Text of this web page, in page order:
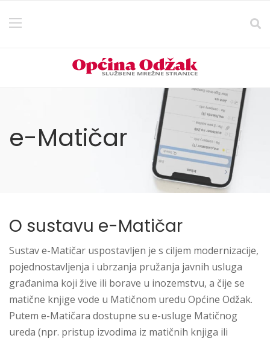
e-Matičar
O sustavu e-Matičar
Sustav e-Matičar uspostavljen je s ciljem modernizacije,
pojednostavljenja i ubrzanja pružanja javnih usluga
građanima koji žive ili borave u inozemstvu, a čije se
matične knjige vode u Matičnom uredu Općine Odžak.
Putem e-Matičara dostupne su e-usluge Matičnog
ureda (npr. pristup izvodima iz matičnih knjiga ili